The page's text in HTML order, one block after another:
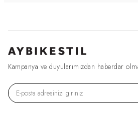
Kampanya ve duyularımızdan haberdar